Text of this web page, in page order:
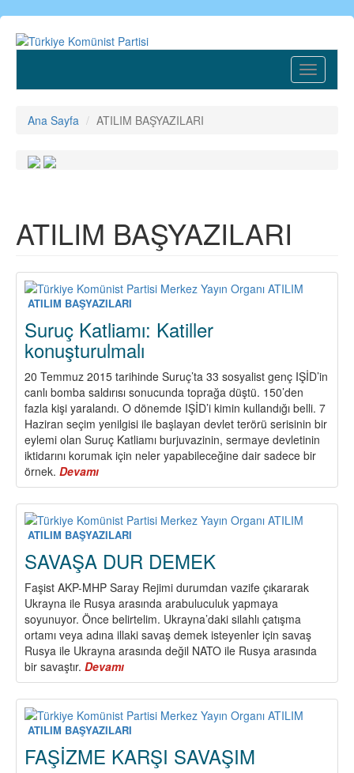
Ana
içeriğe
Toggle
Ana Sayfa ATILIM BAŞYAZILARI
ATILIM BAŞYAZILARI
ATILIM BAŞYAZILARI
Suruç Katliamı: Katiller
konuşturulmalı
20 Temmuz 2015 tarihinde Suruç’ta 33 sosyalist genç IŞİD’in
canlı bomba saldırısı sonucunda toprağa düştü. 150’den
fazla kişi yaralandı. O dönemde IŞİD’i kimin kullandığı belli. 7
Haziran seçim yenilgisi ile başlayan devlet terörü serisinin bir
eylemi olan Suruç Katliamı burjuvazinin, sermaye devletinin
iktidarını korumak için neler yapabileceğine dair sadece bir
örnek. Devamı
Suruç
Katliamı:
Katiller
konuşturulmalı
ATILIM BAŞYAZILARI
SAVAŞA DUR DEMEK
Faşist AKP-MHP Saray Rejimi durumdan vazife çıkararak
Ukrayna ile Rusya arasında arabuluculuk yapmaya
soyunuyor. Önce belirtelim. Ukrayna’daki silahlı çatışma
ortamı veya adına illaki savaş demek isteyenler için savaş
Rusya ile Ukrayna arasında değil NATO ile Rusya arasında
bir savaştır. Devamı
SAVAŞA
DUR
DEMEK
ATILIM BAŞYAZILARI
FAŞİZME KARŞI SAVAŞIM